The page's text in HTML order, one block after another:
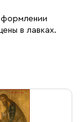
в лавках.